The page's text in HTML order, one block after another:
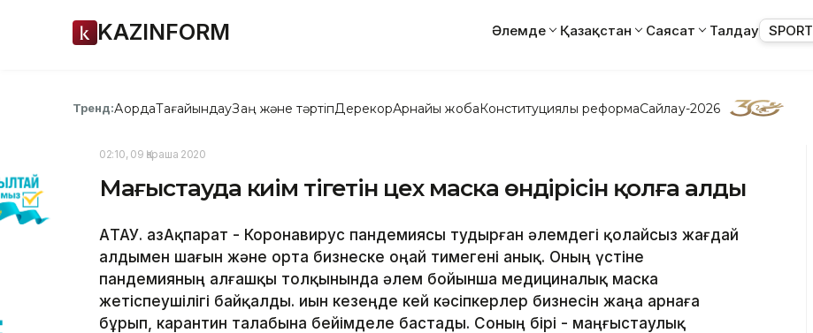
KAZINFORM Әлемде Қазақстан Саясат Талдау SPORT
Тренд:АқордаТағайындауЗаң және тәртіпДерекқорАрнайы жобаКонституциялық реформаСайлау-2026
02:10, 09 Қараша 2020
Маңғыстауда киім тігетін цех маска өндірісін қолға алды
АҚТАУ. ҚазАқпарат - Коронавирус пандемиясы тудырған әлемдегі қолайсыз жағдай
алдымен шағын және орта бизнеске оңай тимегені анық. Оның үстіне
пандемияның алғашқы толқынында әлем бойынша медициналық маска
жетіспеушілігі байқалды. Қиын кезеңде кей кәсіпкерлер бизнесін жаңа арнаға
бұрып, карантин талабына бейімделе бастады. Соның бірі - маңғыстаулық